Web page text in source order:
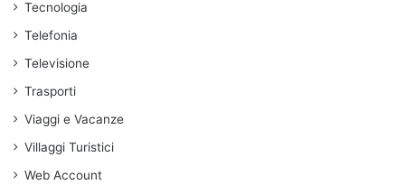
Tecnologia
Telefonia
Televisione
Trasporti
Viaggi e Vacanze
Villaggi Turistici
Web Account